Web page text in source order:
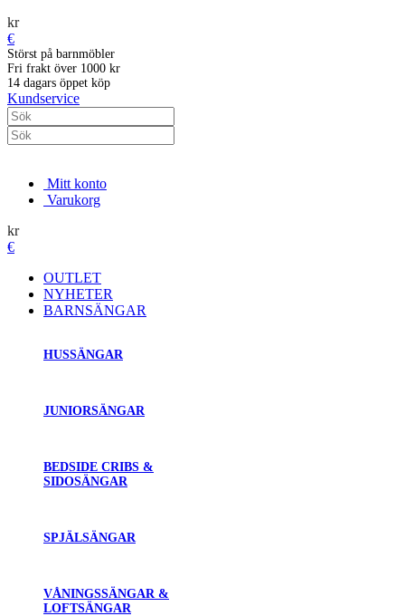
kr
€
Störst på barnmöbler
Fri frakt över 1000 kr
14 dagars öppet köp
Kundservice
Mitt konto
Varukorg
kr
€
OUTLET
NYHETER
BARNSÄNGAR
HUSSÄNGAR
JUNIORSÄNGAR
BEDSIDE CRIBS &
SIDOSÄNGAR
SPJÄLSÄNGAR
VÅNINGSSÄNGAR &
LOFTSÄNGAR